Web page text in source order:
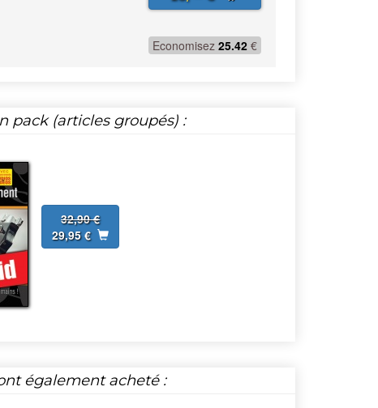
Economisez 25.42 €
pack (articles groupés) :
32,90 €
29,95 €
également acheté :